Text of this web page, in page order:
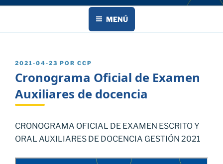
MENÚ
PUBLICADO
2021-04-23 POR CCP
Cronograma Oficial de Examen
Auxiliares de docencia
CRONOGRAMA OFICIAL DE EXAMEN ESCRITO Y
ORAL AUXILIARES DE DOCENCIA GESTIÓN 2021